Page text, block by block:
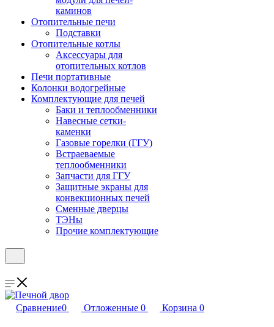
каминов
Отопительные печи
Подставки
Отопительные котлы
Аксессуары для
отопительных котлов
Печи портативные
Колонки водогрейные
Комплектующие для печей
Баки и теплообменники
Навесные сетки-
каменки
Газовые горелки (ГГУ)
Встраеваемые
теплообменники
Запчасти для ГГУ
Защитные экраны для
конвекционных печей
Сменные дверцы
ТЭНы
Прочие комплектующие
Сравнение0 Отложенные 0 Корзина 0